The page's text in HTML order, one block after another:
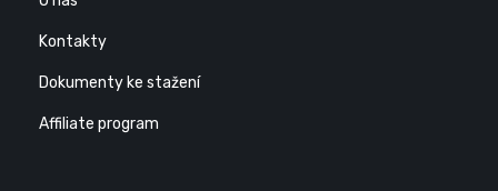
Kontakty
Dokumenty ke stažení
Affiliate program